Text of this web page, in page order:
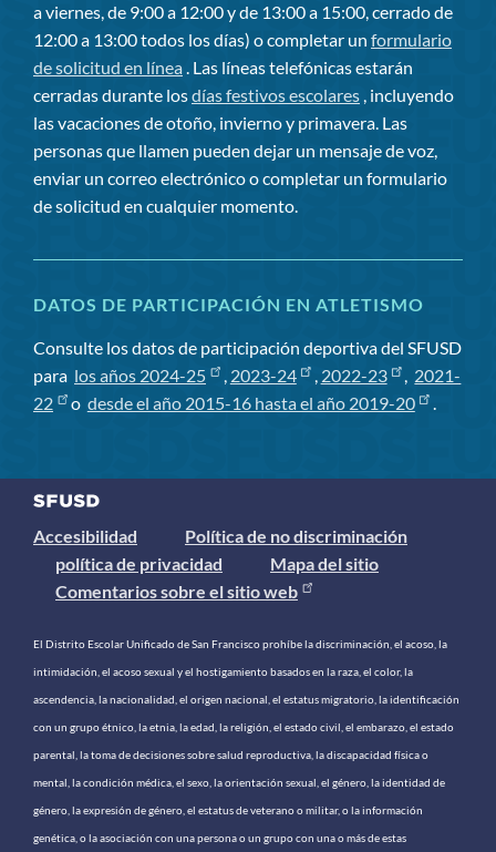
a viernes, de 9:00 a 12:00 y de 13:00 a 15:00, cerrado de
12:00 a 13:00 todos los días) o completar un formulario
de solicitud en línea. Las líneas telefónicas estarán
cerradas durante losdías festivos escolares , incluyendo
las vacaciones de otoño, invierno y primavera. Las
personas que llamen pueden dejar un mensaje de voz,
enviar un correo electrónico o completar un formulario
de solicitud en cualquier momento.
DATOS DE PARTICIPACIÓN EN ATLETISMO
Consulte los datos de participación deportiva del SFUSD
para los años 2024-25 , 2023-24 , 2022-23 , 2021-
22
o desde el año 2015-16 hasta el año 2019-20 .
Accesibilidad
Política de no discriminación
política de privacidad
Mapa del sitio
Comentarios sobre el sitio web
El Distrito Escolar Unificado de San Francisco prohíbe la discriminación, el acoso, la
intimidación, el acoso sexual y el hostigamiento basados ​​en la raza, el color, la
ascendencia, la nacionalidad, el origen nacional, el estatus migratorio, la identificación
con un grupo étnico, la etnia, la edad, la religión, el estado civil, el embarazo, el estado
parental, la toma de decisiones sobre salud reproductiva, la discapacidad física o
mental, la condición médica, el sexo, la orientación sexual, el género, la identidad de
género, la expresión de género, el estatus de veterano o militar, o la información
genética, o la asociación con una persona o un grupo con una o más de estas